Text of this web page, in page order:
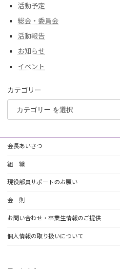
活動予定
総会・委員会
活動報告
お知らせ
イベント
カテゴリー
会長あいさつ
組 織
現役部員サポートのお願い
会 則
お問い合わせ・卒業生情報のご提供
個人情報の取り扱いについて